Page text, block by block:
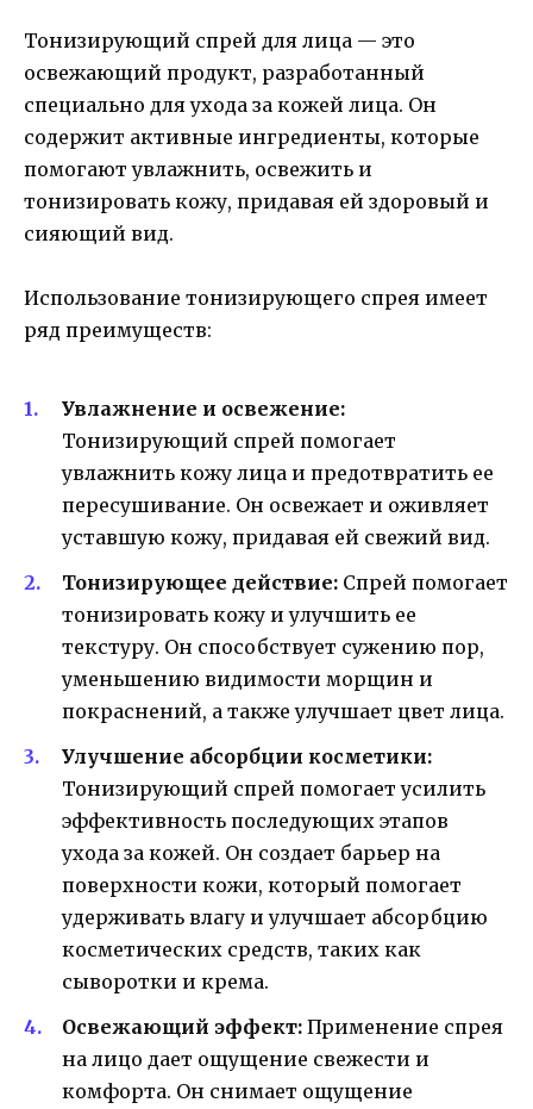
Тонизирующий спрей для лица — это
освежающий продукт, разработанный
специально для ухода за кожей лица. Он
содержит активные ингредиенты, которые
помогают увлажнить, освежить и
тонизировать кожу, придавая ей здоровый и
сияющий вид.
Использование тонизирующего спрея имеет
ряд преимуществ:
Увлажнение и освежение:
Тонизирующий спрей помогает
увлажнить кожу лица и предотвратить ее
пересушивание. Он освежает и оживляет
уставшую кожу, придавая ей свежий вид.
Тонизирующее действие: Спрей помогает
тонизировать кожу и улучшить ее
текстуру. Он способствует сужению пор,
уменьшению видимости морщин и
покраснений, а также улучшает цвет лица.
Улучшение абсорбции косметики:
Тонизирующий спрей помогает усилить
эффективность последующих этапов
ухода за кожей. Он создает барьер на
поверхности кожи, который помогает
удерживать влагу и улучшает абсорбцию
косметических средств, таких как
сыворотки и крема.
Освежающий эффект: Применение спрея
на лицо дает ощущение свежести и
комфорта. Он снимает ощущение